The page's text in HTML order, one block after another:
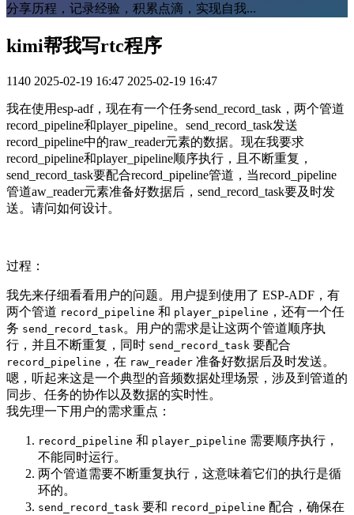
分享历程，记录经验，积累点滴，实现自我...
kimi帮我写rtc程序
1140 2025-02-19 16:47 2025-02-19 16:47
我在使用esp-adf，现在有一个任务send_record_task，两个管道
record_pipeline和player_pipeline。send_record_task发送
record_pipeline中的raw_reader元素的数据。现在我要求
record_pipeline和player_pipeline顺序执行，且不断重复，
send_record_task要配合record_pipeline管道，当record_pipeline
管道aw_reader元素准备好数据后，send_record_task要及时发
送。请问如何设计。
过程：
我先来仔细看看用户的问题。用户提到使用了 ESP-ADF，有
两个管道 record_pipeline 和 player_pipeline ，还有一个任
务 send_record_task 。用户的需求是让这两个管道顺序执
行，并且不断重复，同时 send_record_task 要配合
record_pipeline ，在 raw_reader 准备好数据后及时发送。
嗯，听起来这是一个典型的音频数据处理场景，涉及到管道的
同步、任务的协作以及数据的实时性。
我先理一下用户的需求重点：
record_pipeline 和 player_pipeline 需要顺序执行，
不能同时运行。
两个管道需要不断重复执行，这意味着它们的执行是循
环的。
send_record_task 要和 record_pipeline 配合，确保在